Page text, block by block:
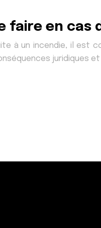
faire en cas
à un incendie, il est
juridiques